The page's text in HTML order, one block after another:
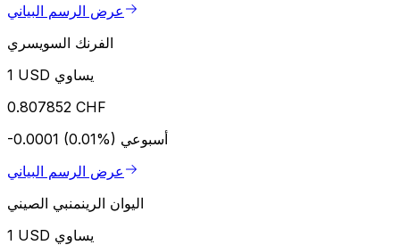
عرض الرسم البياني
الفرنك السويسري
1 USD يساوي
0.807852 CHF
-0.0001 (0.01%) أسبوعي
عرض الرسم البياني
اليوان الرينمنبي الصيني
1 USD يساوي